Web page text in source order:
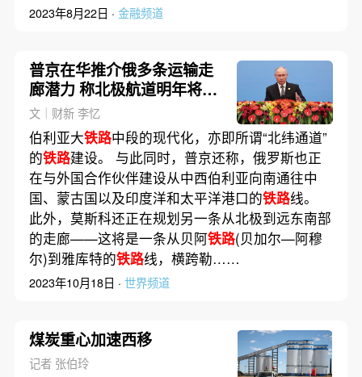
2023年8月22日 · 金融频道
普京在华推介俄多条运输走
廊潜力 称北极航道明年将全
年通航
文｜财新 李忆
伯利亚大铁路中段的现代化，亦即所谓“北纬通道”
的铁路建设。 与此同时，普京还称，俄罗斯也正
在与外国合作伙伴建设从中西伯利亚向南通往中
国、蒙古国以及印度洋和太平洋港口的铁路线。
此外，莫斯科还正在规划另一条从北极到远东南部
的走廊——这将是一条从贝阿铁路(贝加尔—阿穆
尔)到雅库特的铁路线，横跨勒……
2023年10月18日 · 世界频道
煤炭重心加速西移
记者 张伯玲